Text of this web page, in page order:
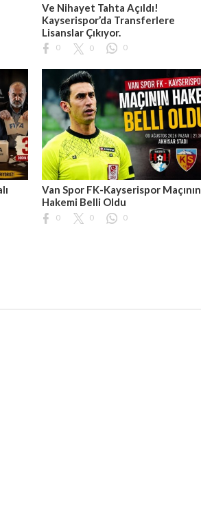
Ve Nihayet Tahta Açıldı!
Kayserispor’da Transferlere
Lisanslar Çıkıyor.
0 0 0
Van Spor FK-Kayserispor Maçının
Hakemi Belli Oldu
0 0 0